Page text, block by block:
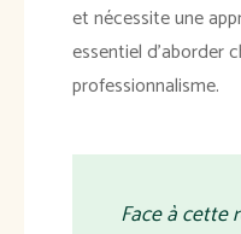
et nécessite une
essentiel d'aborder
professionnalisme.
Face à cette